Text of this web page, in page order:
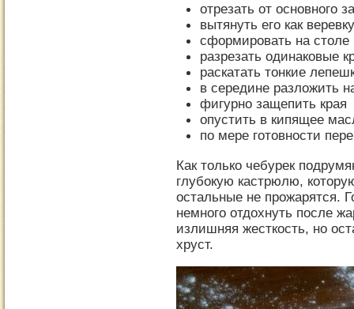
отрезать от основного
вытянуть его как веревку
сформировать на
разрезать одинаковые
раскатать тонкие
в середине разложить
фигурно защепить края
опустить в кипящее
по мере готовности
Как только чебурек
глубокую кастрюлю,
остальные не прожарятся.
немного отдохнуть после
излишняя жесткость, но
хруст.